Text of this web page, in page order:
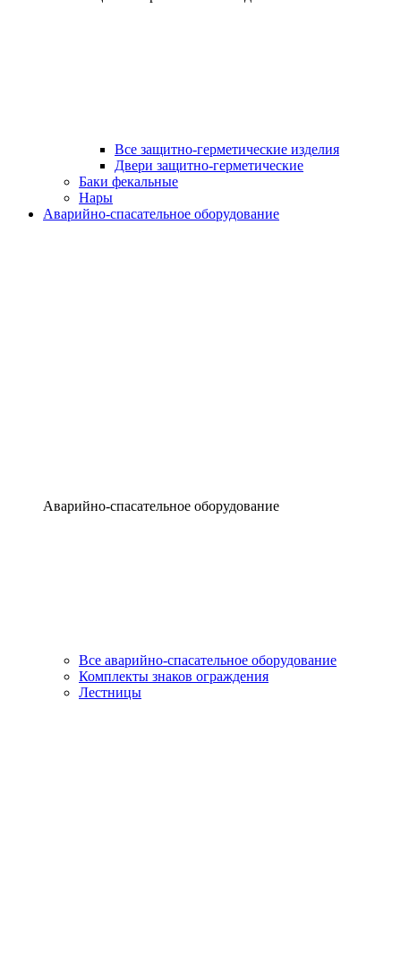
Все защитно-герметические изделия
Двери защитно-герметические
Баки фекальные
Нары
Аварийно-спасательное оборудование
Аварийно-спасательное оборудование
Все аварийно-спасательное оборудование
Комплекты знаков ограждения
Лестницы